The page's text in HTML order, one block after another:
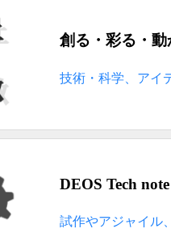
創る・彩る・
技術・科学、アイ
DEOS Tech note
試作やアジャイル